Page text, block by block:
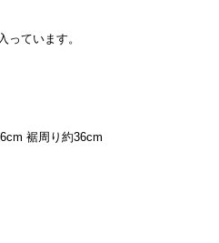
ています。
裾周り約36cm